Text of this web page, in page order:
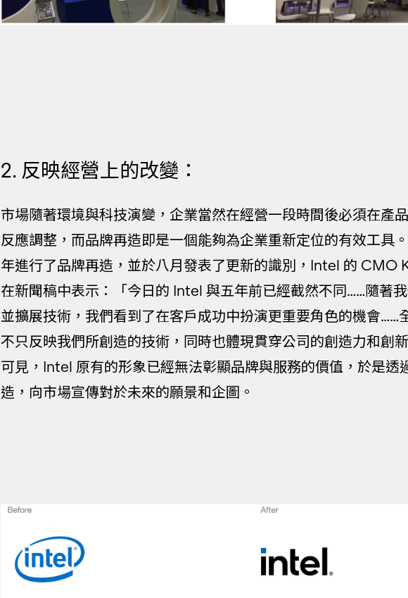
2. 反映經營上的改變：
市場隨著環境與科技演變，企業當然在經營一段時間後必須在產
反應調整，而品牌再造即是一個能夠為企業重新定位的有效工具
年進行了品牌再造，並於八月發表了更新的識別，Intel 的 CMO
在新聞稿中表示：「今日的 Intel 與五年前已經截然不同……隨著
並擴展技術，我們看到了在客戶成功中扮演更重要角色的機會……
不只反映我們所創造的技術，同時也體現貫穿公司的創造力和創
可見，Intel 原有的形象已經無法彰顯品牌與服務的價值，於是透
造，向市場宣傳對於未來的願景和企圖。